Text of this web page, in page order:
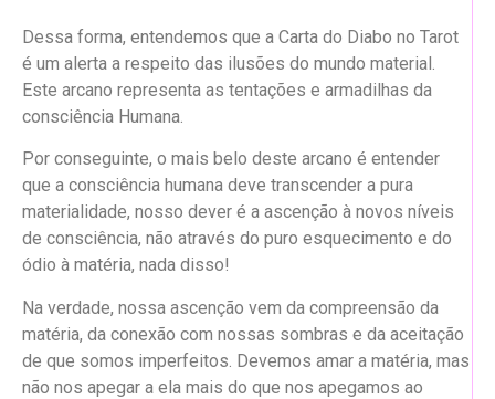
Dessa forma, entendemos que a Carta do Diabo no Tarot
é um alerta a respeito das ilusões do mundo material.
Este arcano representa as tentações e armadilhas da
consciência Humana.
Por conseguinte, o mais belo deste arcano é entender
que a consciência humana deve transcender a pura
materialidade, nosso dever é a ascenção à novos níveis
de consciência, não através do puro esquecimento e do
ódio à matéria, nada disso!
Na verdade, nossa ascenção vem da compreensão da
matéria, da conexão com nossas sombras e da aceitação
de que somos imperfeitos. Devemos amar a matéria, mas
não nos apegar a ela mais do que nos apegamos ao